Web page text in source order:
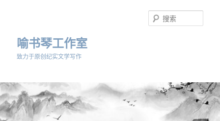
喻书琴工作室
致力于原创纪实文学写作
索